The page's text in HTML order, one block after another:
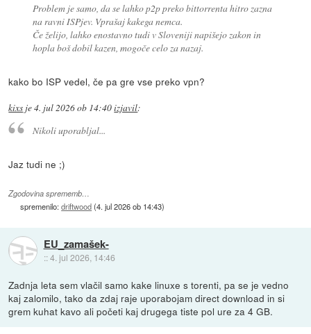
Problem je samo, da se lahko p2p preko bittorrenta hitro zazna
na ravni ISPjev. Vprašaj kakega nemca.
Če želijo, lahko enostavno tudi v Sloveniji napišejo zakon in
hopla boš dobil kazen, mogoče celo za nazaj.
kako bo ISP vedel, če pa gre vse preko vpn?
kixs je4. jul 2026 ob 14:40izjavil:
Nikoli uporabljal...
Jaz tudi ne ;)
Zgodovina sprememb…
spremenilo:driftwood(4. jul 2026 ob 14:43)
EU_zamašek-
::4. jul 2026, 14:46
Zadnja leta sem vlačil samo kake linuxe s torenti, pa se je vedno
kaj zalomilo, tako da zdaj raje uporabojam direct download in si
grem kuhat kavo ali početi kaj drugega tiste pol ure za 4 GB.